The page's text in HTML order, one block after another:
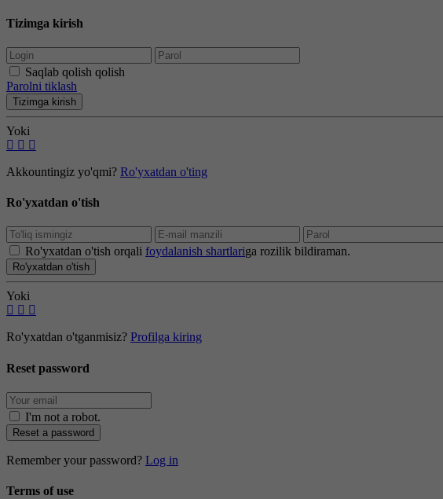
Tizimga kirish
Saqlab qolish qolish
Parolni tiklash
Tizimga kirish
Yoki
Akkountingiz yo'qmi? Ro'yxatdan o'ting
Ro'yxatdan o'tish
Ro'yxatdan o'tish orqali foydalanish shartlariga rozilik bildiraman.
Ro'yxatdan o'tish
Yoki
Ro'yxatdan o'tganmisiz? Profilga kiring
Reset password
I'm not a robot.
Reset a password
Remember your password? Log in
Terms of use